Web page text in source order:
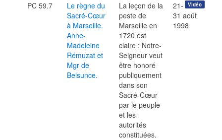
PC 59.7
Le règne du
Sacré-Cœur
à Marseille.
Anne-
Madeleine
Rémuzat et
Mgr de
Belsunce.
La leçon de la
peste de
Marseille en
1720 est
claire : Notre-
Seigneur veut
être honoré
publiquement
dans son
Sacré-Cœur
par le peuple
et les
autorités
constituées.
Vidéo
21-
31 août
1998